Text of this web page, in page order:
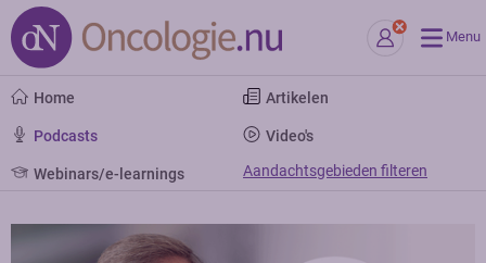
Menu
Home Artikelen
Podcasts Video's
Webinars/e-learnings Aandachtsgebieden filteren